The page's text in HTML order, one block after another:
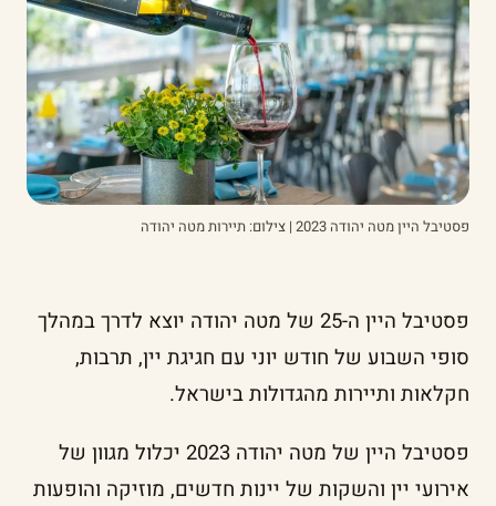
פסטיבל היין מטה יהודה 2023 | צילום: תיירות מטה יהודה
פסטיבל היין ה-25 של מטה יהודה יוצא לדרך במהלך
סופי השבוע של חודש יוני עם חגיגת יין, תרבות,
חקלאות ותיירות מהגדולות בישראל.
פסטיבל היין של מטה יהודה 2023 יכלול מגוון של
אירועי יין והשקות של יינות חדשים, מוזיקה והופעות